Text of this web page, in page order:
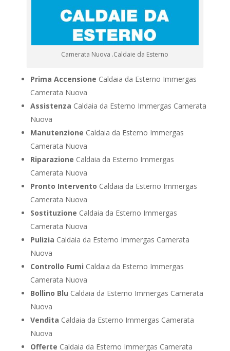
Camerata Nuova .Caldaie da Esterno
Prima Accensione Caldaia da Esterno Immergas
Camerata Nuova
Assistenza Caldaia da Esterno Immergas Camerata
Nuova
Manutenzione Caldaia da Esterno Immergas
Camerata Nuova
Riparazione Caldaia da Esterno Immergas
Camerata Nuova
Pronto Intervento Caldaia da Esterno Immergas
Camerata Nuova
Sostituzione Caldaia da Esterno Immergas
Camerata Nuova
Pulizia Caldaia da Esterno Immergas Camerata
Nuova
Controllo Fumi Caldaia da Esterno Immergas
Camerata Nuova
Bollino Blu Caldaia da Esterno Immergas Camerata
Nuova
Vendita Caldaia da Esterno Immergas Camerata
Nuova
Offerte Caldaia da Esterno Immergas Camerata